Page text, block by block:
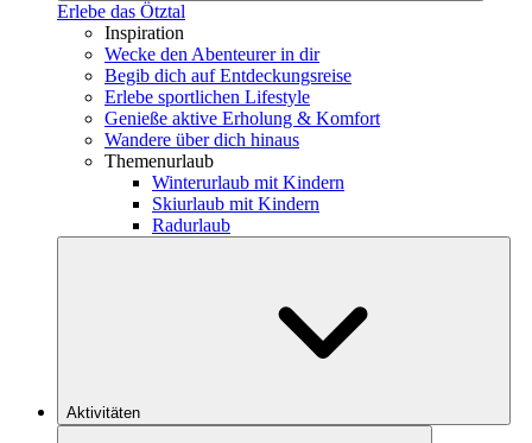
Erlebe das Ötztal
Inspiration
Wecke den Abenteurer in dir
Begib dich auf Entdeckungsreise
Erlebe sportlichen Lifestyle
Genieße aktive Erholung & Komfort
Wandere über dich hinaus
Themenurlaub
Winterurlaub mit Kindern
Skiurlaub mit Kindern
Radurlaub
Aktivitäten